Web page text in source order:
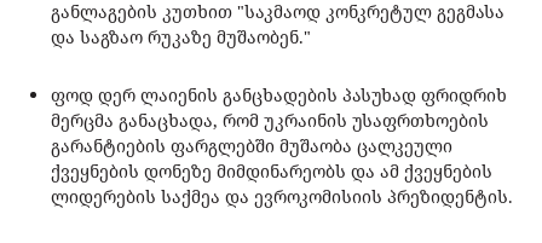
განლაგების კუთხით "საკმაოდ კონკრეტულ გეგმასა
და საგზაო რუკაზე მუშაობენ."
ფოდ დერ ლაიენის განცხადების პასუხად ფრიდრიხ
მერცმა განაცხადა, რომ უკრაინის უსაფრთხოების
გარანტიების ფარგლებში მუშაობა ცალკეული
ქვეყნების დონეზე მიმდინარეობს და ამ ქვეყნების
ლიდერების საქმეა და ევროკომისიის პრეზიდენტის.